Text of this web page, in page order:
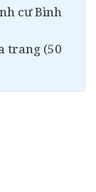
cư Bình
trang (50